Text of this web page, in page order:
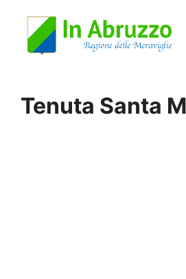
Tenuta Santa